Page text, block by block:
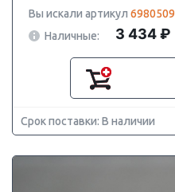
Вы искали артикул 6980509
Наличные:
3 434 ₽
Срок поставки: В наличии